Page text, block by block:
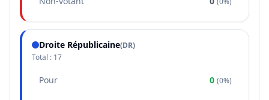
Droite Républicaine(DR)
Total : 17
Pour 0 (0%)